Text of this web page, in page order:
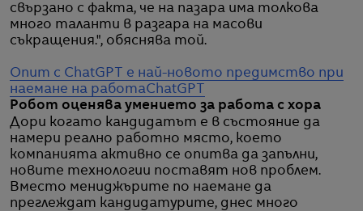
свързано с факта, че на пазара има толкова
много таланти в разгара на масови
съкращения.", обяснява той.
Опит с ChatGPT е най-новото предимство при
наемане на работаChatGPT
Робот оценява умението за работа с хора
Дори когато кандидатът е в състояние да
намери реално работно място, което
компанията активно се опитва да запълни,
новите технологии поставят нов проблем.
Вместо мениджърите по наемане да
преглеждат кандидатурите, днес много